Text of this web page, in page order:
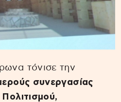
τόνισε την
συνεργασίας